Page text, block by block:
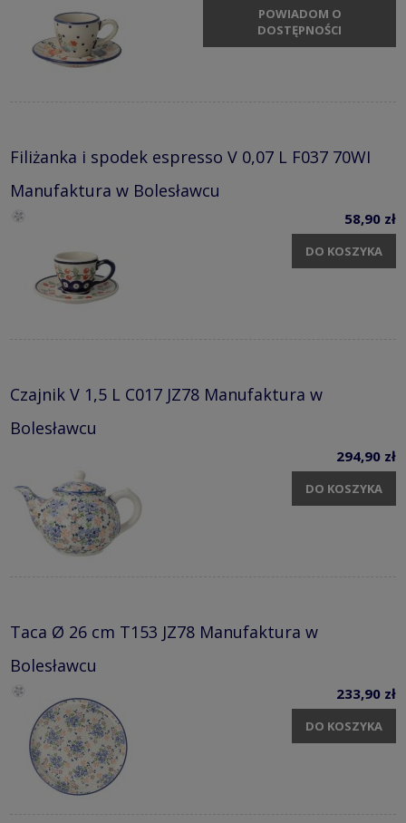
POWIADOM O
DOSTĘPNOŚCI
Filiżanka i spodek espresso V 0,07 L F037 70WI
Manufaktura w Bolesławcu
58,90 zł
DO KOSZYKA
Czajnik V 1,5 L C017 JZ78 Manufaktura w
Bolesławcu
294,90 zł
DO KOSZYKA
Taca Ø 26 cm T153 JZ78 Manufaktura w
Bolesławcu
233,90 zł
DO KOSZYKA